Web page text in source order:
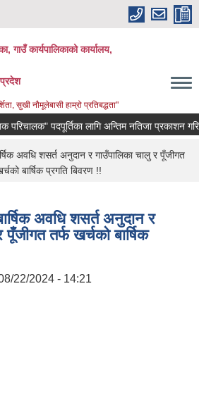
गाउँ कार्यपालिकाको कार्यालय,
सुखी नौमूलेबासी हाम्रो प्रतिबद्धता"
पदपूर्तिका लागि अन्तिम नतिजा प्रकाशन गरिएको
अवधि शसर्त अनुदान र गाउँपालिका चालु र पूँजीगत
बार्षिक प्रगति बिवरण !!
अवधि शसर्त अनुदान र
तर्फ खर्चको बार्षिक
22/2024 - 14:21